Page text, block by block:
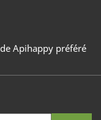
Apihappy préféré